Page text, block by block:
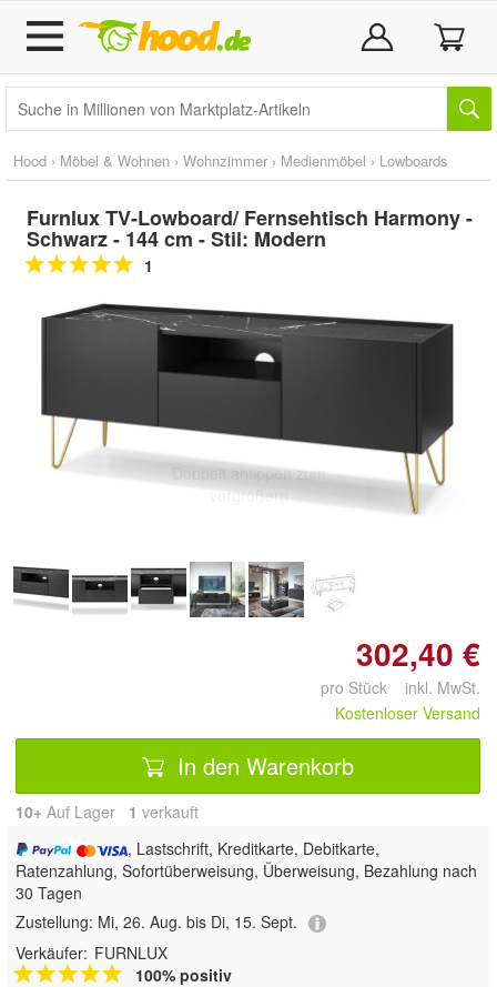
Hood › Möbel & Wohnen › Wohnzimmer › Medienmöbel › Lowboards
Furnlux TV-Lowboard/ Fernsehtisch Harmony -
Schwarz - 144 cm - Stil: Modern
1
Doppelt antippen zum
vergrößern
302,40 €
pro Stück inkl. MwSt.
Kostenloser Versand
In den Warenkorb
10+ Auf Lager 1 verkauft
, Lastschrift, Kreditkarte, Debitkarte,
Ratenzahlung, Sofortüberweisung, Überweisung, Bezahlung nach
30 Tagen
Zustellung: Mi, 26. Aug. bis Di, 15. Sept.
Verkäufer: FURNLUX
100% positiv